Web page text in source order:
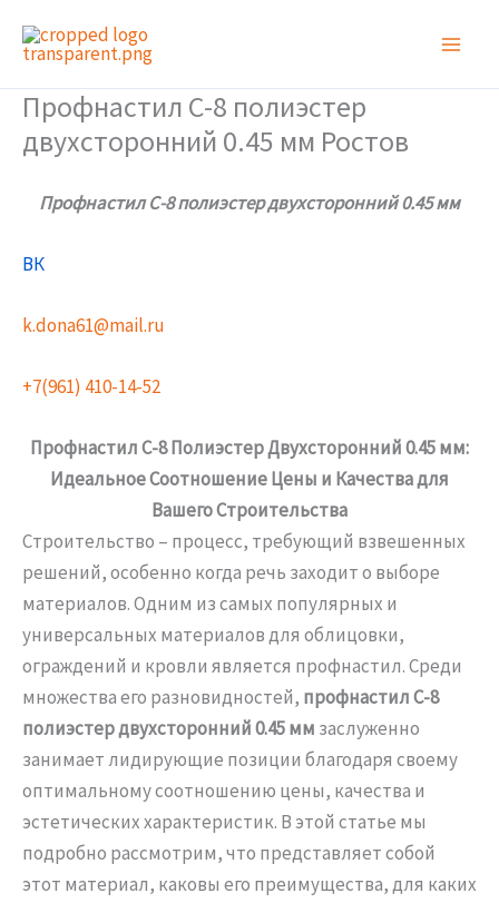
Профнастил С-8 полиэстер
двухсторонний 0.45 мм Ростов
Профнастил С-8 полиэстер двухсторонний 0.45 мм
ВК
k.dona61@mail.ru
+7(961) 410-14-52
Профнастил С-8 Полиэстер Двухсторонний 0.45 мм:
Идеальное Соотношение Цены и Качества для
Вашего Строительства
Строительство – процесс, требующий взвешенных
решений, особенно когда речь заходит о выборе
материалов. Одним из самых популярных и
универсальных материалов для облицовки,
ограждений и кровли является профнастил. Среди
множества его разновидностей, профнастил С-8
полиэстер двухсторонний 0.45 мм заслуженно
занимает лидирующие позиции благодаря своему
оптимальному соотношению цены, качества и
эстетических характеристик. В этой статье мы
подробно рассмотрим, что представляет собой
этот материал, каковы его преимущества, для каких